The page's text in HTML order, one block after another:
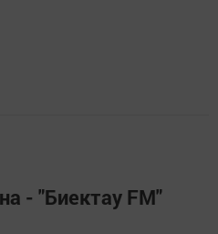
- "Биектау FM"